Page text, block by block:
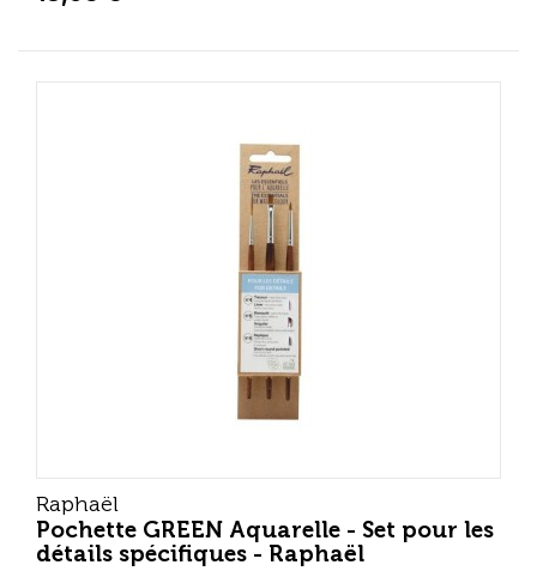
Raphaël
Pochette GREEN Aquarelle - Set pour les
détails spécifiques - Raphaël